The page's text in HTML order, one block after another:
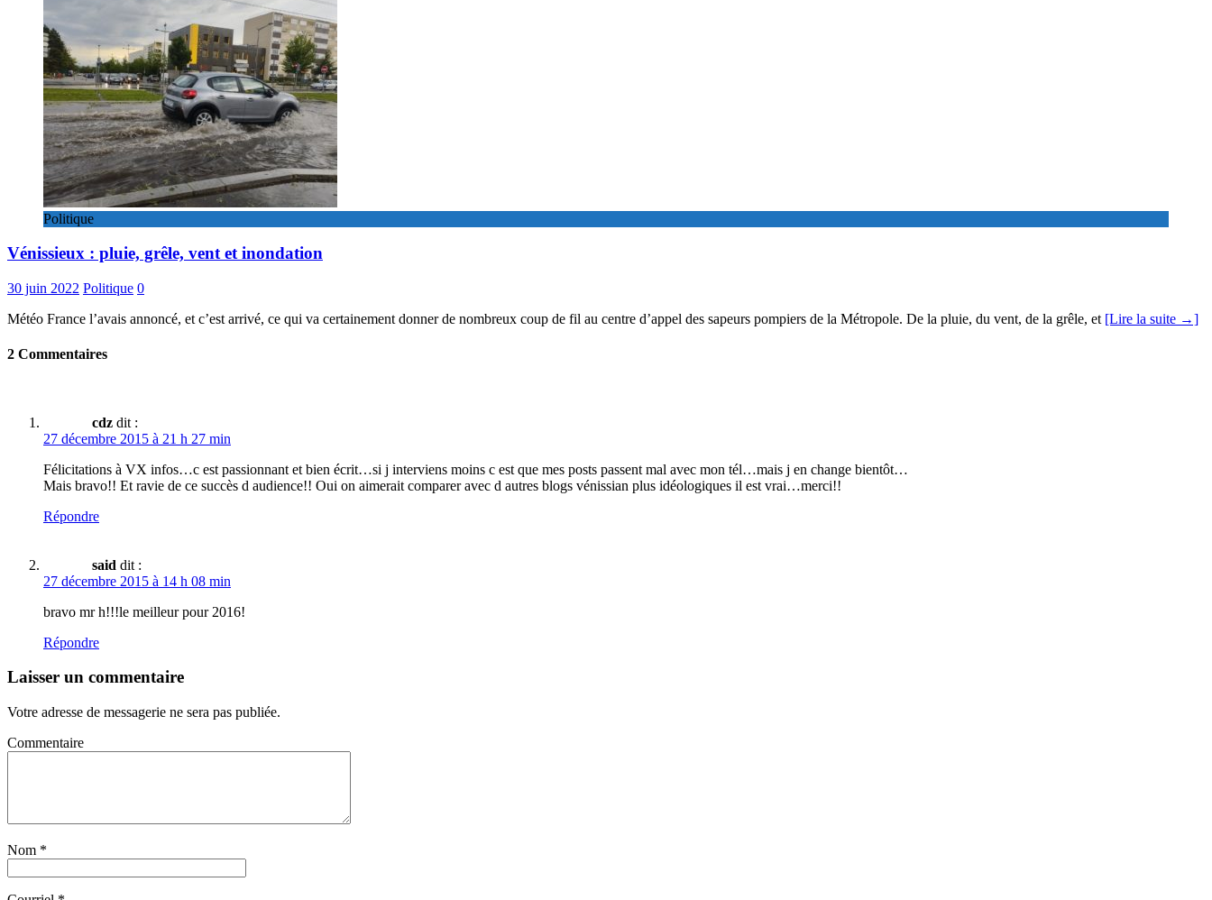
Politique
Vénissieux : pluie, grêle, vent et inondation
30 juin 2022 Politique 0
Météo France l’avais annoncé, et c’est arrivé, ce qui va certainement donner de nombreux coup de fil au centre d’appel des sapeurs pompiers de la Métropole. De la pluie, du vent, de la grêle, et [Lire la suite →]
2 Commentaires
cdz dit :
27 décembre 2015 à 21 h 27 min
Félicitations à VX infos…c est passionnant et bien écrit…si j interviens moins c est que mes posts passent mal avec mon tél…mais j en change bientôt…
Mais bravo!! Et ravie de ce succès d audience!! Oui on aimerait comparer avec d autres blogs vénissian plus idéologiques il est vrai…merci!!
Répondre
said dit :
27 décembre 2015 à 14 h 08 min
bravo mr h!!!le meilleur pour 2016!
Répondre
Laisser un commentaire
Votre adresse de messagerie ne sera pas publiée.
Commentaire
Nom *